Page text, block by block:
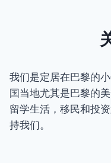
我们是定居在巴黎的
国当地尤其是巴黎的
留学生活，移民和投
持我们。